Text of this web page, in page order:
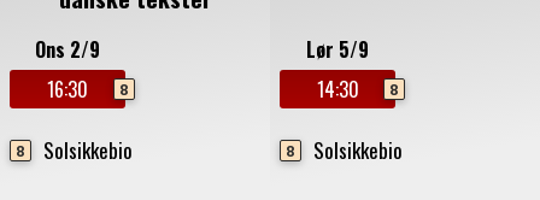
Ons 2/9
16:30
8
8 Solsikkebio
Lør 5/9
14:30
8
8 Solsikkebio